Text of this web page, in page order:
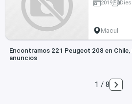
2019
Macul
Encontramos 221 Peugeot 208 en
anuncios
1 / 8